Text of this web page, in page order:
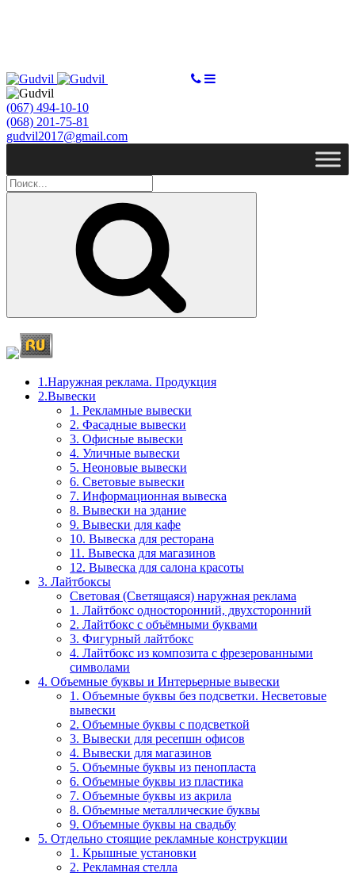
(067) 494-10-10
(068) 201-75-81
gudvil2017@gmail.com
Поиск
1.Наружная реклама. Продукция
2.Вывески
1. Рекламные вывески
2. Фасадные вывески
3. Офисные вывески
4. Уличные вывески
5. Неоновые вывески
6. Световые вывески
7. Информационная вывеска
8. Вывески на здание
9. Вывески для кафе
10. Вывеска для ресторана
11. Вывеска для магазинов
12. Вывеска для салона красоты
3. Лайтбоксы
Световая (Светящаяся) наружная реклама
1. Лайтбокс односторонний, двухсторонний
2. Лайтбокс с объёмными буквами
3. Фигурный лайтбокс
4. Лайтбокс из композита с фрезерованными
символами
4. Объемные буквы и Интерьерные вывески
1. Объемные буквы без подсветки. Несветовые
вывески
2. Объемные буквы с подсветкой
3. Вывески для ресепшн офисов
4. Вывески для магазинов
5. Объемные буквы из пенопласта
6. Объемные буквы из пластика
7. Объемные буквы из акрила
8. Объемные металлические буквы
9. Объемные буквы на свадьбу
5. Отдельно стоящие рекламные конструкции
1. Крышные установки
2. Рекламная стелла